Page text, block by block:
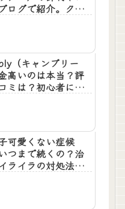
ログで紹介。クー
（キャンブリー
高いのは本当？評
ミは？初心者にも
可愛くない症候
つまで続くの？治
ライラの対処法を